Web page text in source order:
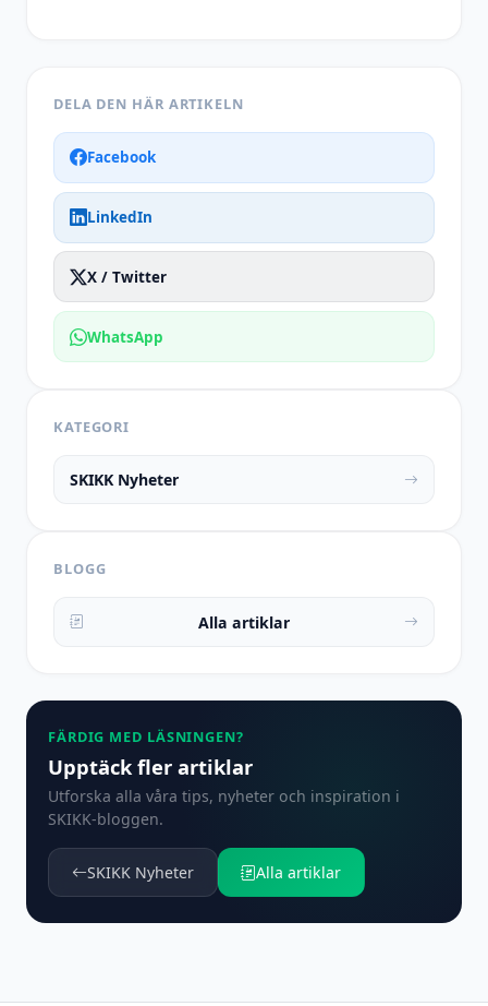
DELA DEN HÄR ARTIKELN
Facebook
LinkedIn
X / Twitter
WhatsApp
KATEGORI
SKIKK Nyheter
BLOGG
Alla artiklar
FÄRDIG MED LÄSNINGEN?
Upptäck fler artiklar
Utforska alla våra tips, nyheter och inspiration i
SKIKK-bloggen.
SKIKK Nyheter Alla artiklar